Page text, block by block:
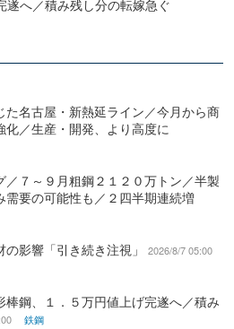
遂へ／積み残し分の転嫁急ぐ
た名古屋・新熱延ライン／今月から商
／生産・開発、より高度に
７～９月粗鋼２１２０万トン／半製
要の可能性も／２四半期連続増
影響「引き続き注視」
2026/8/7 05:00
鋼、１．５万円値上げ完遂へ／積み
鉄鋼